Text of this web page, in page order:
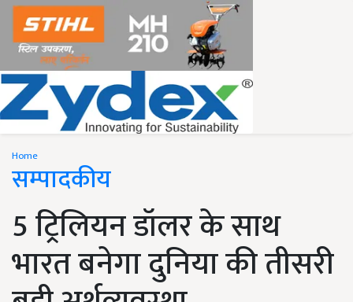
Home
सम्पादकीय
5 ट्रिलियन डॉलर के साथ
भारत बनेगा दुनिया की तीसरी